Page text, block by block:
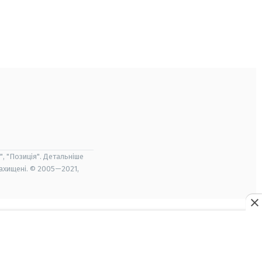
"Позиція". Детальніше
© 2005—2021,